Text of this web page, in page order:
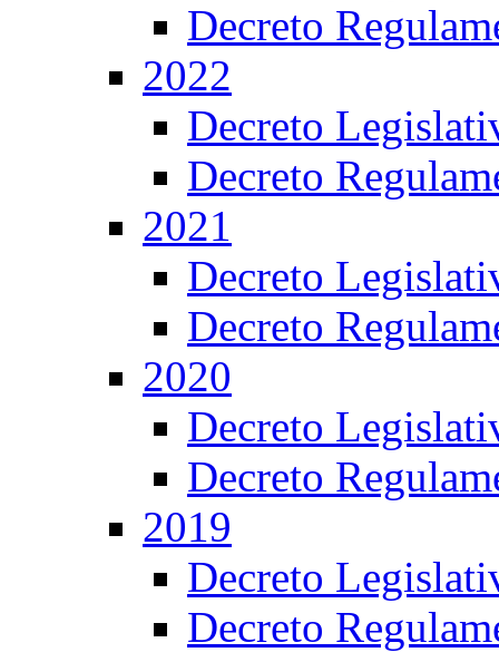
Decreto
2022
Decreto
Decreto
2021
Decreto
Decreto
2020
Decreto
Decreto
2019
Decreto
Decreto